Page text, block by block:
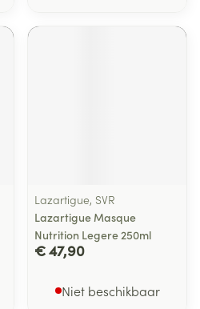
Lazartigue, SVR
Lazartigue Masque
Nutrition Legere 250ml
€ 47,90
Niet beschikbaar